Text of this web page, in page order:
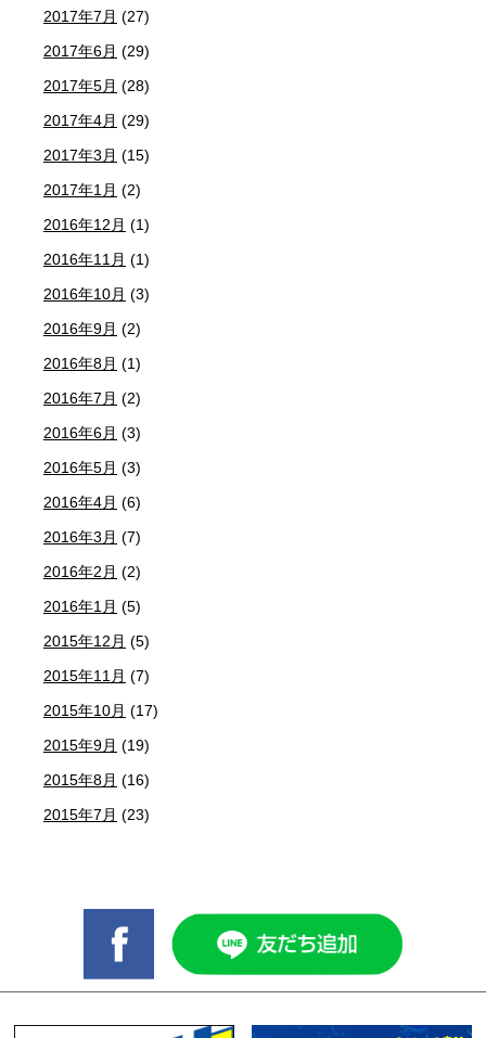
2017年7月 (27)
2017年6月 (29)
2017年5月 (28)
2017年4月 (29)
2017年3月 (15)
2017年1月 (2)
2016年12月 (1)
2016年11月 (1)
2016年10月 (3)
2016年9月 (2)
2016年8月 (1)
2016年7月 (2)
2016年6月 (3)
2016年5月 (3)
2016年4月 (6)
2016年3月 (7)
2016年2月 (2)
2016年1月 (5)
2015年12月 (5)
2015年11月 (7)
2015年10月 (17)
2015年9月 (19)
2015年8月 (16)
2015年7月 (23)